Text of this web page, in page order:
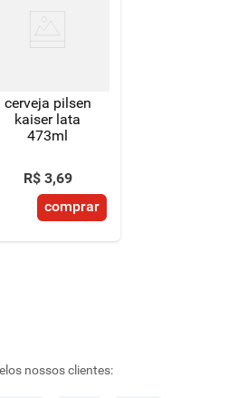
cerveja pilsen
kaiser lata
473ml
R$ 3,69
comprar
nossos clientes: